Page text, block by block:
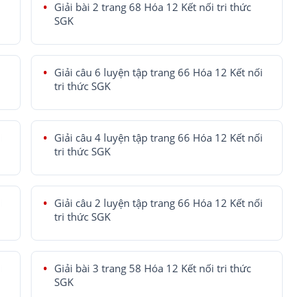
Giải bài 2 trang 68 Hóa 12 Kết nối tri thức
SGK
Giải câu 6 luyện tập trang 66 Hóa 12 Kết nối
tri thức SGK
Giải câu 4 luyện tập trang 66 Hóa 12 Kết nối
tri thức SGK
Giải câu 2 luyện tập trang 66 Hóa 12 Kết nối
tri thức SGK
Giải bài 3 trang 58 Hóa 12 Kết nối tri thức
SGK